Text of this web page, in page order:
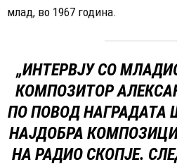
млад, во 1967 година.
„ИНТЕРВЈУ СО
КОМПОЗИТОР
ПО ПОВОД НАГРАДАТА
НАЈДОБРА
НА РАДИО СКОПЈЕ.